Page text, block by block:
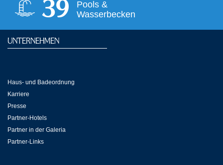
40
Pools &
Wasserbecken
UNTERNEHMEN
Haus- und Badeordnung
Karriere
Presse
Partner-Hotels
Partner in der Galeria
Partner-Links